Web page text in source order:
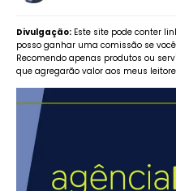
Divulgação: Este site pode conter
posso ganhar uma comissão se
Recomendo apenas produtos ou
que agregarão valor aos meus